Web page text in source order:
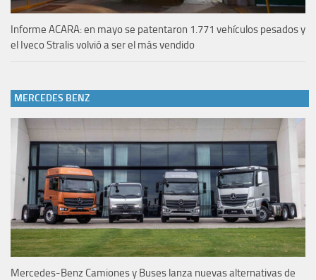
Informe ACARA: en mayo se patentaron 1.771 vehículos pesados y
el Iveco Stralis volvió a ser el más vendido
MERCEDES BENZ
Mercedes-Benz Camiones y Buses lanza nuevas alternativas de